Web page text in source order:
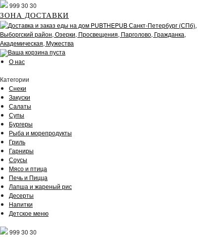
999 30 30
ЗОНА ДОСТАВКИ
Ваша корзина пуста
О нас
Категории
Снеки
Закуски
Салаты
Супы
Бургеры
Рыба и морепродукты
Гриль
Гарниры
Соусы
Мясо и птица
Печь и Пицца
Лапша и жареный рис
Десерты
Напитки
Детское меню
999 30 30